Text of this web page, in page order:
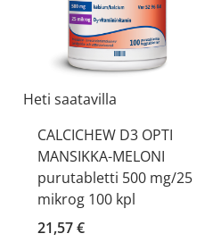
Heti saatavilla
CALCICHEW D3 OPTI
MANSIKKA-MELONI
purutabletti 500 mg/25
mikrog 100 kpl
21,57 €